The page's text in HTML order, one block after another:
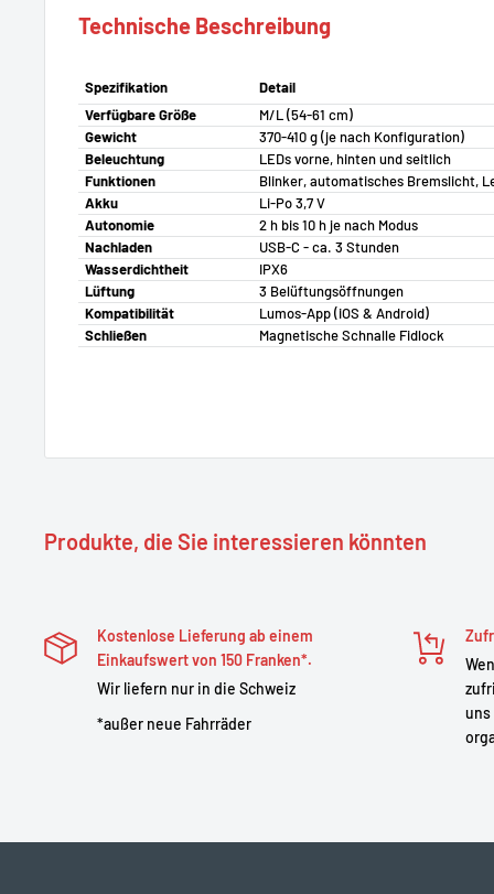
Technische Beschreibung
Spezifikation
Detail
Verfügbare Größe
M/L (54-61 cm)
Gewicht
370-410 g (je nach Konfiguration)
Beleuchtung
LEDs vorne, hinten und seitlich
Funktionen
Blinker, automatisches Bremslicht,
Akku
Li-Po 3,7 V
Autonomie
2 h bis 10 h je nach Modus
Nachladen
USB-C - ca. 3 Stunden
Wasserdichtheit
IPX6
Lüftung
3 Belüftungsöffnungen
Kompatibilität
Lumos-App (iOS & Android)
Schließen
Magnetische Schnalle Fidlock
Produkte, die Sie interessieren könnten
Kostenlose Lieferung ab einem
Einkaufswert von 150 Franken*.
Wir liefern nur in die Schweiz
*außer neue Fahrräder
uns